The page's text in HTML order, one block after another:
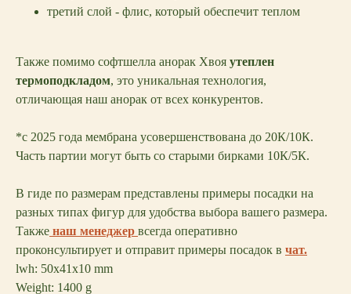
третий слой - флис, который обеспечит теплом
Также помимо софтшелла анорак Хвоя утеплен
термоподкладом, это уникальная технология,
отличающая наш анорак от всех конкурентов.
*c 2025 года мембрана усовершенствована до 20К/10К.
Часть партии могут быть со старыми бирками 10К/5К.
В гиде по размерам представлены примеры посадки на
разных типах фигур для удобства выбора вашего размера.
Также наш менеджер всегда оперативно
проконсультирует и отправит примеры посадок в чат.
lwh: 50x41x10 mm
Weight: 1400 g